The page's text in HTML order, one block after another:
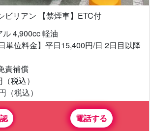
ビリアン 【禁煙車】ETC付
4,900cc 軽油
単位料金】平日15,400円/日 2日目以降
責補償
税込）
（税込）
電話する